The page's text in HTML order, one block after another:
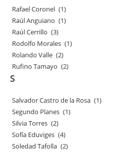
Rafael Coronel (1)
Raúl Anguiano (1)
Raúl Cerrillo (3)
Rodolfo Morales (1)
Rolando Valle (2)
Rufino Tamayo (2)
S
Salvador Castro de la Rosa (1)
Segundo Planes (1)
Silvia Torres (2)
Sofía Eduviges (4)
Soledad Tafolla (2)